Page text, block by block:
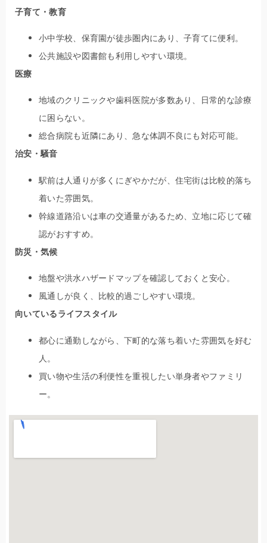
子育て・教育
小中学校、保育園が徒歩圏内にあり、子育てに便利。
公共施設や図書館も利用しやすい環境。
医療
地域のクリニックや歯科医院が多数あり、日常的な診療
に困らない。
総合病院も近隣にあり、急な体調不良にも対応可能。
治安・騒音
駅前は人通りが多くにぎやかだが、住宅街は比較的落ち
着いた雰囲気。
幹線道路沿いは車の交通量があるため、立地に応じて確
認がおすすめ。
防災・気候
地盤や洪水ハザードマップを確認しておくと安心。
風通しが良く、比較的過ごしやすい環境。
向いているライフスタイル
都心に通勤しながら、下町的な落ち着いた雰囲気を好む
人。
買い物や生活の利便性を重視したい単身者やファミリ
ー。